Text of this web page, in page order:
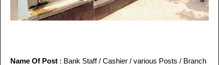
Name Of Post : Bank Staff / Cashier / various Posts / Branch